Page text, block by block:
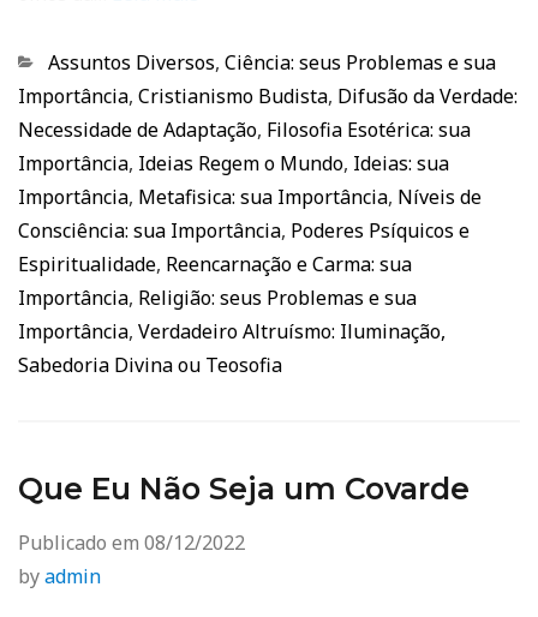
Categorias
Assuntos Diversos, Ciência: seus Problemas e sua
Importância, Cristianismo Budista, Difusão da Verdade:
Necessidade de Adaptação, Filosofia Esotérica: sua
Importância, Ideias Regem o Mundo, Ideias: sua
Importância, Metafisica: sua Importância, Níveis de
Consciência: sua Importância, Poderes Psíquicos e
Espiritualidade, Reencarnação e Carma: sua
Importância, Religião: seus Problemas e sua
Importância, Verdadeiro Altruísmo: Iluminação,
Sabedoria Divina ou Teosofia
Que Eu Não Seja um Covarde
Publicado em 08/12/2022
byadmin